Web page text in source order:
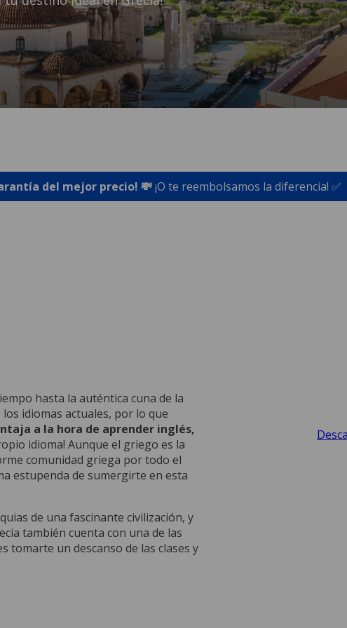
del mejor precio! 💸¡O te reembolsamos la diferencia! ✅
hasta la auténtica cuna de la
idiomas actuales, por lo que
a la hora de aprender inglés,
idioma! Aunque el griego es la
comunidad griega por todo el
estupenda de sumergirte en esta
de una fascinante civilización, y
también cuenta con una de las
tomarte un descanso de las clases y